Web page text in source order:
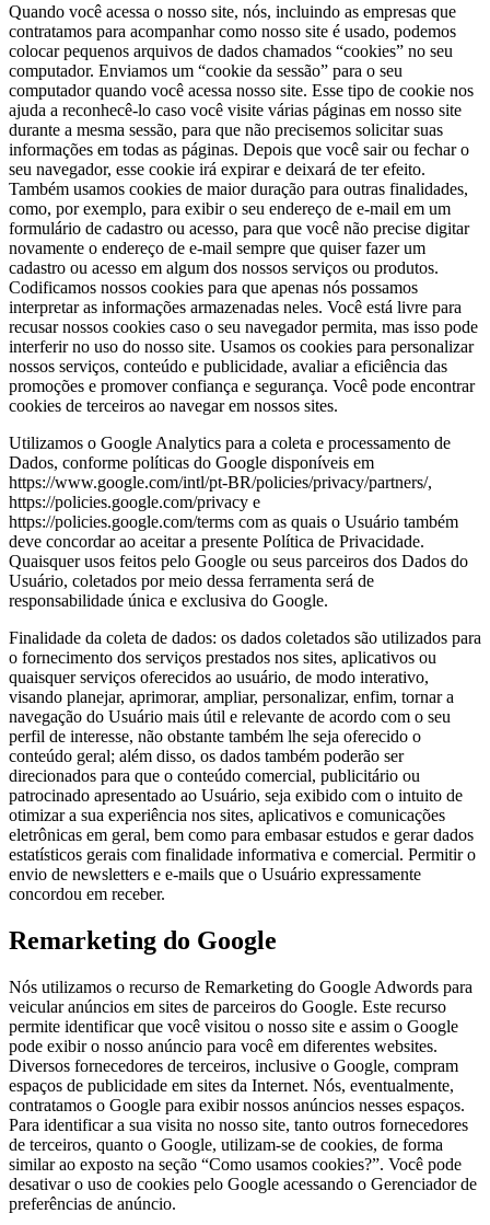
Quando você acessa o nosso site, nós, incluindo as empresas que
contratamos para acompanhar como nosso site é usado, podemos
colocar pequenos arquivos de dados chamados “cookies” no seu
computador. Enviamos um “cookie da sessão” para o seu
computador quando você acessa nosso site. Esse tipo de cookie nos
ajuda a reconhecê-lo caso você visite várias páginas em nosso site
durante a mesma sessão, para que não precisemos solicitar suas
informações em todas as páginas. Depois que você sair ou fechar o
seu navegador, esse cookie irá expirar e deixará de ter efeito.
Também usamos cookies de maior duração para outras finalidades,
como, por exemplo, para exibir o seu endereço de e-mail em um
formulário de cadastro ou acesso, para que você não precise digitar
novamente o endereço de e-mail sempre que quiser fazer um
cadastro ou acesso em algum dos nossos serviços ou produtos.
Codificamos nossos cookies para que apenas nós possamos
interpretar as informações armazenadas neles. Você está livre para
recusar nossos cookies caso o seu navegador permita, mas isso pode
interferir no uso do nosso site. Usamos os cookies para personalizar
nossos serviços, conteúdo e publicidade, avaliar a eficiência das
promoções e promover confiança e segurança. Você pode encontrar
cookies de terceiros ao navegar em nossos sites.
Utilizamos o Google Analytics para a coleta e processamento de
Dados, conforme políticas do Google disponíveis em
https://www.google.com/intl/pt-BR/policies/privacy/partners/,
https://policies.google.com/privacy e
https://policies.google.com/terms com as quais o Usuário também
deve concordar ao aceitar a presente Política de Privacidade.
Quaisquer usos feitos pelo Google ou seus parceiros dos Dados do
Usuário, coletados por meio dessa ferramenta será de
responsabilidade única e exclusiva do Google.
Finalidade da coleta de dados: os dados coletados são utilizados para
o fornecimento dos serviços prestados nos sites, aplicativos ou
quaisquer serviços oferecidos ao usuário, de modo interativo,
visando planejar, aprimorar, ampliar, personalizar, enfim, tornar a
navegação do Usuário mais útil e relevante de acordo com o seu
perfil de interesse, não obstante também lhe seja oferecido o
conteúdo geral; além disso, os dados também poderão ser
direcionados para que o conteúdo comercial, publicitário ou
patrocinado apresentado ao Usuário, seja exibido com o intuito de
otimizar a sua experiência nos sites, aplicativos e comunicações
eletrônicas em geral, bem como para embasar estudos e gerar dados
estatísticos gerais com finalidade informativa e comercial. Permitir o
envio de newsletters e e-mails que o Usuário expressamente
concordou em receber.
Remarketing do Google
Nós utilizamos o recurso de Remarketing do Google Adwords para
veicular anúncios em sites de parceiros do Google. Este recurso
permite identificar que você visitou o nosso site e assim o Google
pode exibir o nosso anúncio para você em diferentes websites.
Diversos fornecedores de terceiros, inclusive o Google, compram
espaços de publicidade em sites da Internet. Nós, eventualmente,
contratamos o Google para exibir nossos anúncios nesses espaços.
Para identificar a sua visita no nosso site, tanto outros fornecedores
de terceiros, quanto o Google, utilizam-se de cookies, de forma
similar ao exposto na seção “Como usamos cookies?”. Você pode
desativar o uso de cookies pelo Google acessando o Gerenciador de
preferências de anúncio.